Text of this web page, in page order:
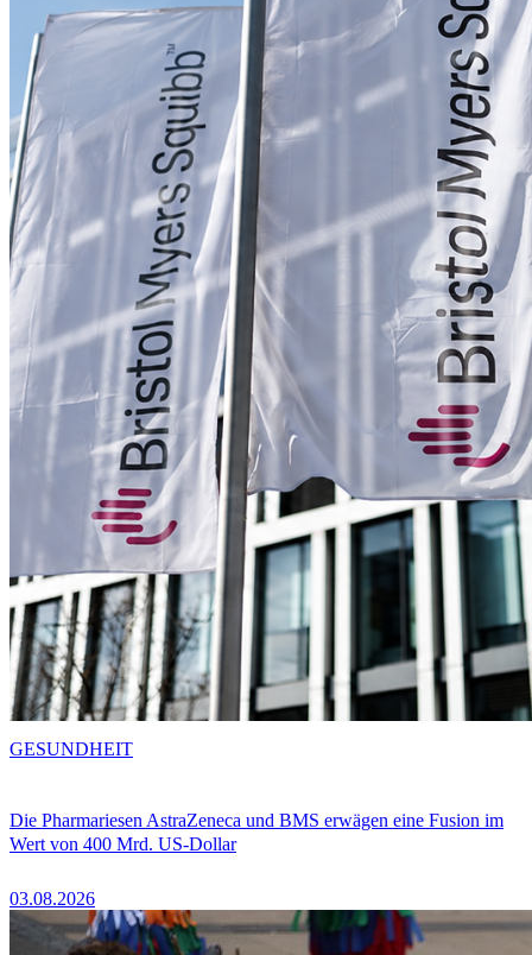
Die Pharmariesen AstraZeneca und BMS erwägen eine Fusion im
Wert von 400 Mrd. US-Dollar
03.08.2026
GESUNDHEIT